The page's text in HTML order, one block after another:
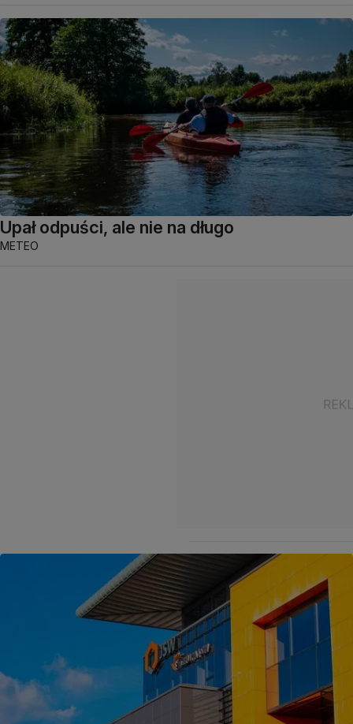
Upał odpuści, ale nie na długo
METEO